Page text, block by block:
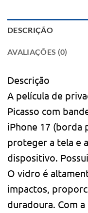
DESCRIÇÃO
AVALIAÇÕES (0)
Descrição
A película de
Picasso com
iPhone 17 (borda
proteger a tela e
dispositivo.
O vidro é
impactos,
duradoura. Com